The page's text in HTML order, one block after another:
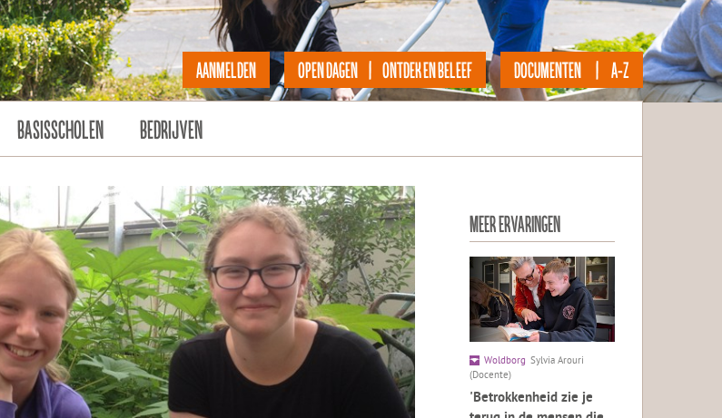
DOCUMENTEN | A-Z
OPEN DAGEN | ONTDEK EN BELEEF
AANMELDEN
BASISSCHOLEN BEDRIJVEN
MEER ERVARINGEN
Woldborg Sylvia Arouri
(Docente)
'Betrokkenheid zie je